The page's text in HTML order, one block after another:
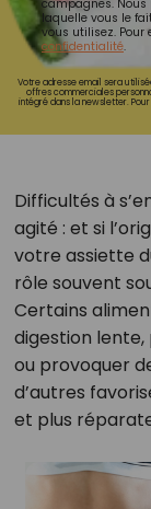
campagnes. Nous
laquelle vous le
vous utilisez. Pour
confidentialité.
Votre adresse email sera
offres commerciales
intégré dans la newsletter.
Difficultés à
agité : et si
votre assiette
rôle souvent
Certains
digestion
ou provoquer
d’autres
et plus